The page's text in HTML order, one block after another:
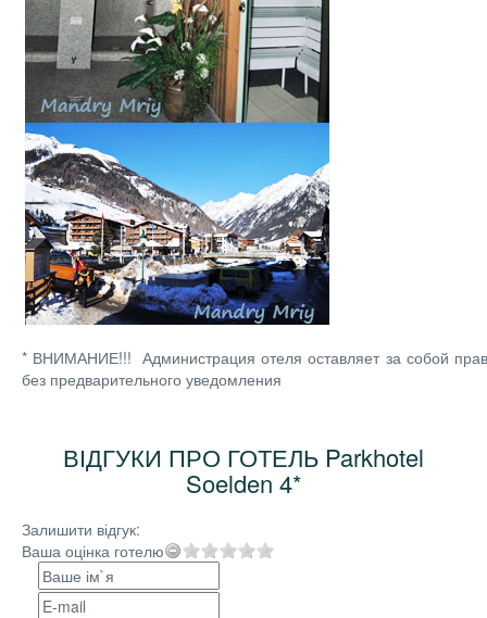
* ВНИМАНИЕ!!! Администрация отеля оставляет за собой
без предварительного уведомления
ВІДГУКИ ПРО ГОТЕЛЬ Parkhotel
Soelden 4*
Залишити відгук:
Ваша оцінка готелю